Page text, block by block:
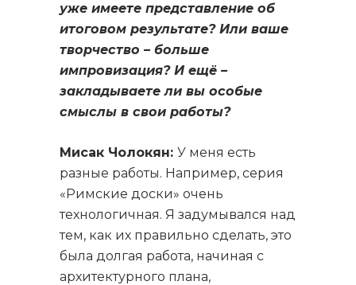
уже имеете представление об
итоговом результате? Или ваше
творчество – больше
импровизация? И ещё –
закладываете ли вы особые
смыслы в свои работы?
Мисак Чолокян: У меня есть
разные работы. Например, серия
«Римские доски» очень
технологичная. Я задумывался над
тем, как их правильно сделать, это
была долгая работа, начиная с
архитектурного плана,